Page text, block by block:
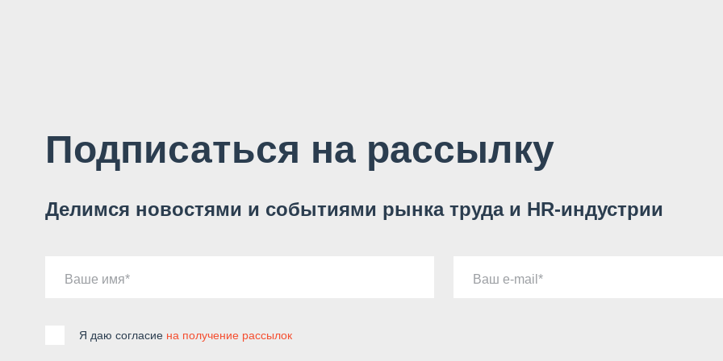
Подписаться на рассылку
Делимся новостями и событиями рынка труда и HR-индустрии
Ваше имя Ваш e-mail
Я даю согласие на получение рассылок